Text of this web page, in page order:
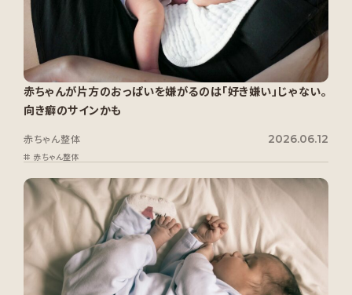
赤ちゃんが片方のおっぱいを嫌がるのは「好き嫌い」じゃない。
向き癖のサインかも
2026.06.12
赤ちゃん整体
赤ちゃん整体